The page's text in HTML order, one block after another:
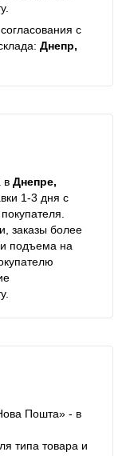
с
Днепр,
в Днепре,
1-3 дня с
заказы более
подъема на
Пошта» - в
типа товара и